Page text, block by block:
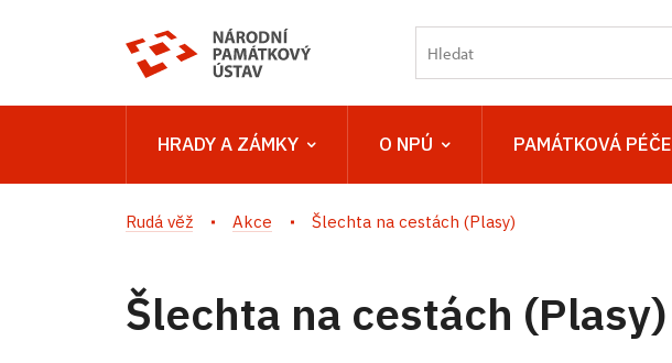
HRADY A ZÁMKY O NPÚ PAMÁTKOVÁ PÉČE
Rudá věž Akce Šlechta na cestách (Plasy)
Šlechta na cestách (Plasy)